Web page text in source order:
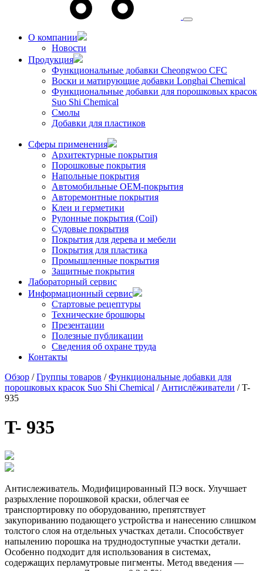
О компании
Новости
Продукция
Функциональные добавки Cheongwoo СFC
Воски и матирующие добавки Longhai Chemical
Функциональные добавки для порошковых красок
Suo Shi Chemical
Смолы
Добавки для пластиков
Сферы применения
Архитектурные покрытия
Порошковые покрытия
Напольные покрытия
Автомобильные ОЕМ-покрытия
Авторемонтные покрытия
Клеи и герметики
Рулонные покрытия (Coil)
Судовые покрытия
Покрытия для дерева и мебели
Покрытия для пластика
Промышленные покрытия
Защитные покрытия
Лабораторный сервис
Информационный сервис
Стартовые рецептуры
Технические брошюры
Презентации
Полезные публикации
Сведения об охране труда
Контакты
Обзор /Группы товаров /Функциональные добавки для
порошковых красок Suo Shi Chemical / Антислёживатели / T-
935
T- 935
Антислеживатель. Модифицированный ПЭ воск. Улучшает
разрыхление порошковой краски, облегчая ее
транспортировку по оборудованию, препятствует
закупориванию подающего устройства и нанесению слишком
толстого слоя на отдельных участках детали. Способствует
напылению порошка на труднодоступные участки детали.
Особенно подходит для использования в системах,
содержащих перламутровые пигменты. Метод введения —